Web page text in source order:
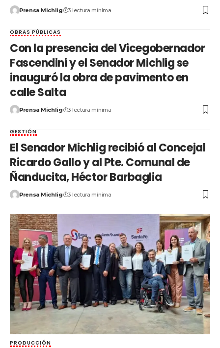
Prensa Michlig 3 lectura mínima
OBRAS PÚBLICAS
Con la presencia del Vicegobernador
Fascendini y el Senador Michlig se
inauguró la obra de pavimento en
calle Salta
Prensa Michlig 3 lectura mínima
GESTIÓN
El Senador Michlig recibió al Concejal
Ricardo Gallo y al Pte. Comunal de
Ñanducita, Héctor Barbaglia
Prensa Michlig 3 lectura mínima
PRODUCCIÓN